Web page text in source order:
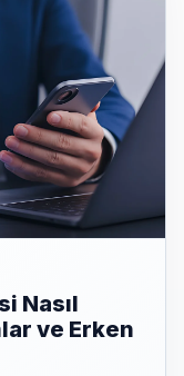
Nasıl
ve Erken